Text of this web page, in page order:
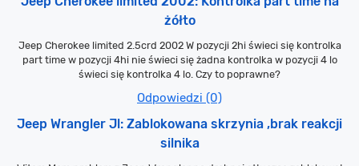
żółto
Jeep Cherokee limited 2.5crd 2002 W pozycji 2hi świeci się kontrolka
part time w pozycji 4hi nie świeci się żadna kontrolka w pozycji 4 lo
świeci się kontrolka 4 lo. Czy to poprawne?
Odpowiedzi (0)
Jeep Wrangler Jl: Zablokowana skrzynia ,brak reakcji
silnika